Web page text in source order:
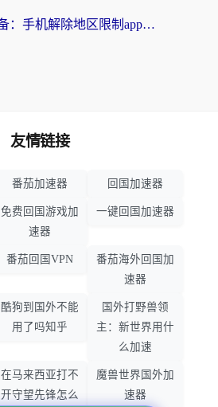
海外党追剧必备：手机解除地区限制app怎么选？解决央视视频&国内剧地区限制全指南
友情链接
番茄加速器 回国加速器
免费回国游戏加
速器
一键回国加速器
番茄回国VPN
番茄海外回国加
速器
酷狗到国外不能
用了吗知乎
国外打野兽领
主：新世界用什
么加速
在马来西亚打不
开守望先锋怎么
魔兽世界国外加
速器